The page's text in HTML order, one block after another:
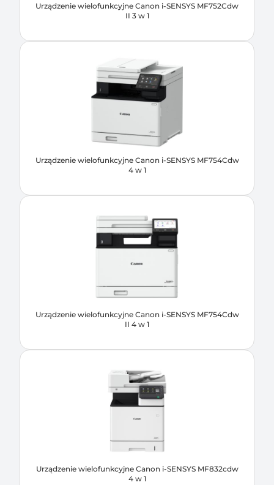
Urządzenie wielofunkcyjne Canon i-SENSYS MF752Cdw
II 3 w 1
Urządzenie wielofunkcyjne Canon i-SENSYS MF754Cdw
4 w 1
Urządzenie wielofunkcyjne Canon i-SENSYS MF754Cdw
II 4 w 1
Urządzenie wielofunkcyjne Canon i-SENSYS MF832cdw
4 w 1